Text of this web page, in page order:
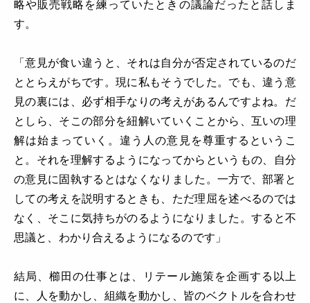
略や販売戦略を練っていたときの議論だったと話しま
す。
「意見が食い違うと、それは自分が否定されているのだ
ととらえがちです。現に私もそうでした。でも、違う意
見の裏には、必ず相手なりの考えがあるんですよね。だ
としら、そこの部分を紐解いていくことから、互いの理
解は始まっていく。違う人の意見を尊重するというこ
と。それを理解するようになってからというもの、自分
の意見に固執するとはなくなりました。一方で、部署と
しての考えを説明するときも、ただ理屈を述べるのでは
なく、そこに気持ちがのるようになりました。すると不
思議と、わかり合えるようになるのです」
結局、櫛田の仕事とは、リテール施策を企画する以上
に、人を動かし、組織を動かし、皆のベクトルを合わせ